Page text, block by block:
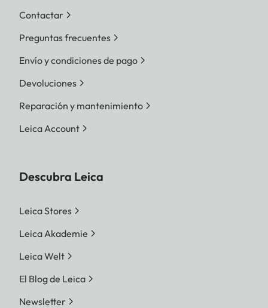
Contactar
Preguntas frecuentes
Envío y condiciones de pago
Devoluciones
Reparación y mantenimiento
Leica Account
Descubra Leica
Leica Stores
Leica Akademie
Leica Welt
El Blog de Leica
Newsletter